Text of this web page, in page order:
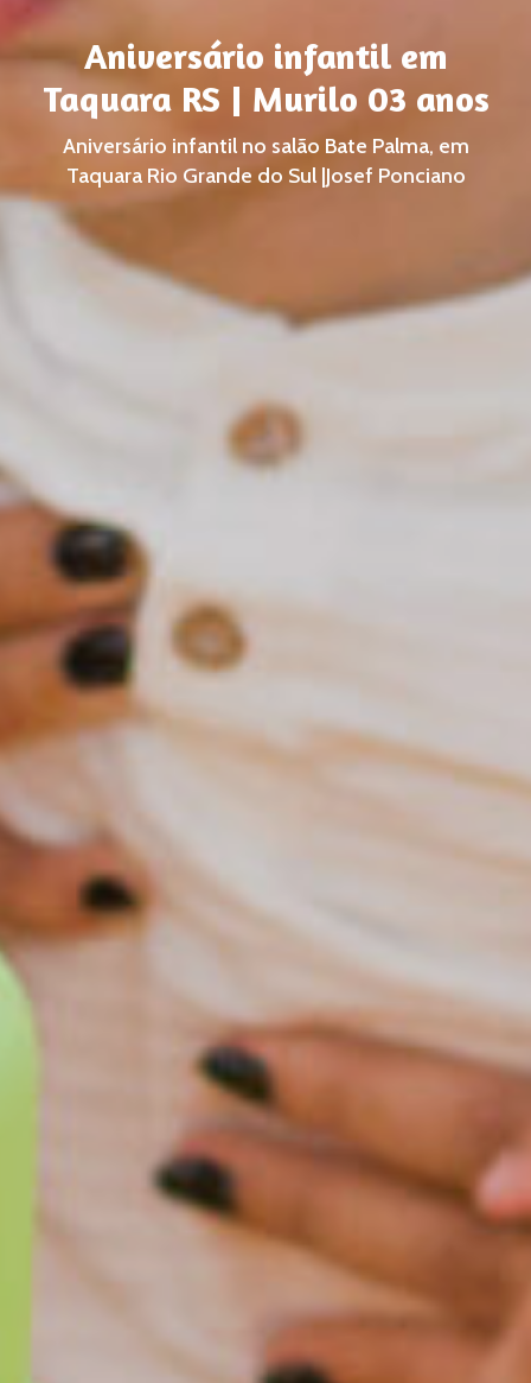
Aniversário infantil em
Taquara RS | Murilo 03 anos
Aniversário infantil no salão Bate Palma, em
Taquara Rio Grande do Sul |Josef Ponciano